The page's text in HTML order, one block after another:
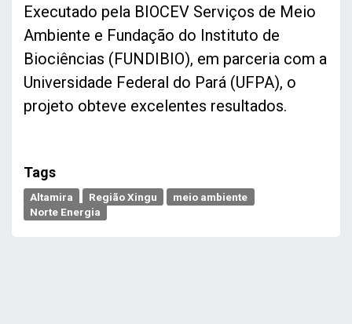
Executado pela BIOCEV Serviços de Meio
Ambiente e Fundação do Instituto de
Biociências (FUNDIBIO), em parceria com a
Universidade Federal do Pará (UFPA), o
projeto obteve excelentes resultados.
Tags
Altamira Região Xingu
meio ambiente
Norte Energia